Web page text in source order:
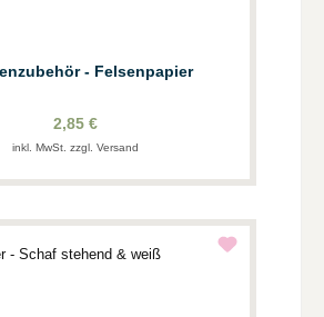
- Felsenpapier
2,85 €
inkl. MwSt. zzgl. Versand